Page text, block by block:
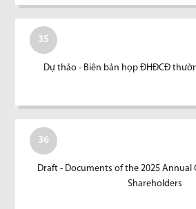
35
Dự thảo - Biên bản họp ĐHĐCĐ
36
Draft - Documents of the 2025 Annual
Shareholders